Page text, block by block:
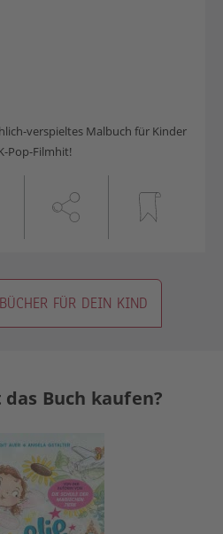
verspieltes Malbuch für Kinder
Pop-Filmhit!
FÜR DEIN KIND
Buch kaufen?